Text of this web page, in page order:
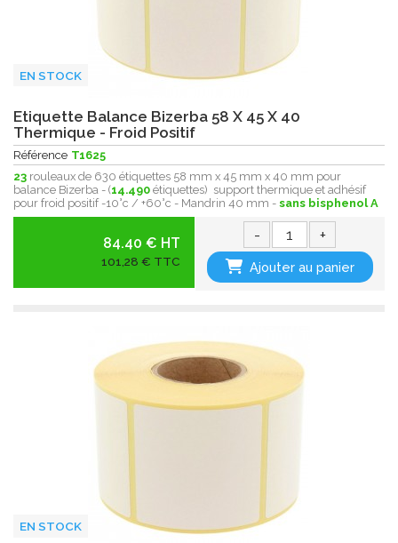
EN STOCK
Etiquette Balance Bizerba 58 X 45 X 40
Thermique - Froid Positif
Référence T1625
23 rouleaux de 630 étiquettes 58 mm x 45 mm x 40 mm pour
balance Bizerba - (14.490 étiquettes) support thermique et adhésif
pour froid positif -10°c / +60°c - Mandrin 40 mm - sans bisphenol A
84.40 € HT
101,28 € TTC
- +
Ajouter au panier
EN STOCK